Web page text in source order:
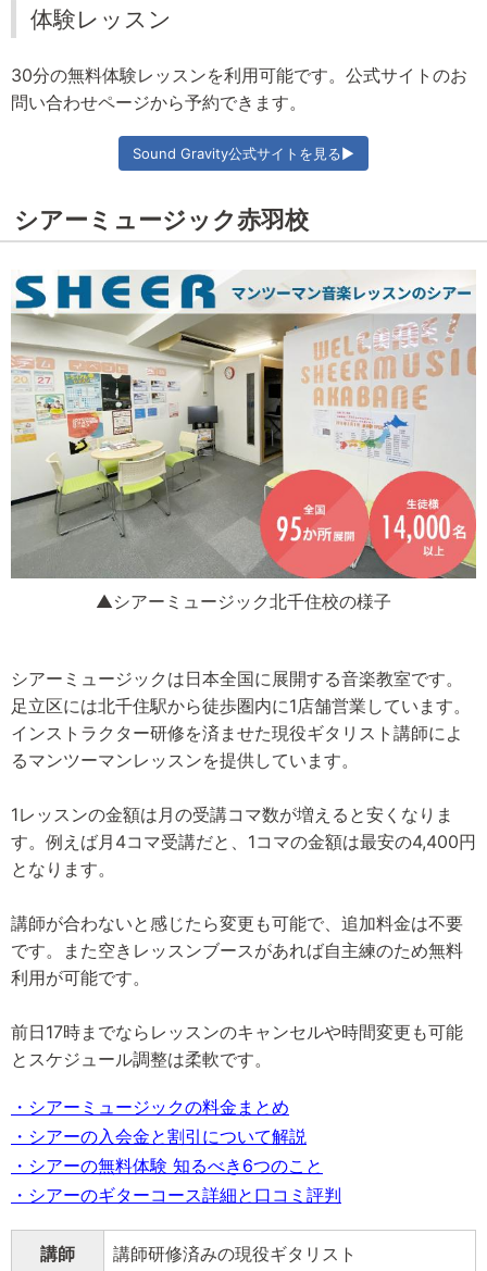
体験レッスン
30分の無料体験レッスンを利用可能です。公式サイトのお
問い合わせページから予約できます。
Sound Gravity公式サイトを見る▶
シアーミュージック赤羽校
▲シアーミュージック北千住校の様子
シアーミュージックは日本全国に展開する音楽教室です。
足立区には北千住駅から徒歩圏内に1店舗営業しています。
インストラクター研修を済ませた現役ギタリスト講師によ
るマンツーマンレッスンを提供しています。
1レッスンの金額は月の受講コマ数が増えると安くなりま
す。例えば月4コマ受講だと、1コマの金額は最安の4,400円
となります。
講師が合わないと感じたら変更も可能で、追加料金は不要
です。また空きレッスンブースがあれば自主練のため無料
利用が可能です。
前日17時までならレッスンのキャンセルや時間変更も可能
とスケジュール調整は柔軟です。
・シアーミュージックの料金まとめ
・シアーの入会金と割引について解説
・シアーの無料体験 知るべき6つのこと
・シアーのギターコース詳細と口コミ評判
講師 講師研修済みの現役ギタリスト